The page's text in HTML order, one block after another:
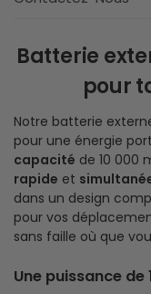
Batterie
pour
Notre batterie
pour une énergie
capacité de 10 000
rapide et
dans un design
pour vos
sans faille où que
Une puissance